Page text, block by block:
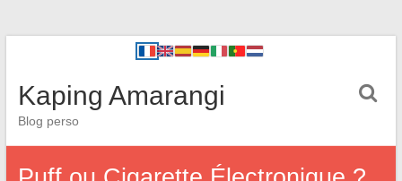
Kaping Amarangi
Blog perso